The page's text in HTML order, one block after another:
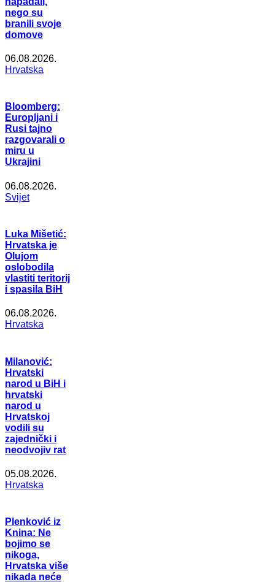
nego su
branili svoje
domove
06.08.2026.
Hrvatska
Bloomberg:
Europljani i
Rusi tajno
razgovarali o
miru u
Ukrajini
06.08.2026.
Svijet
Luka Mišetić:
Hrvatska je
Olujom
oslobodila
vlastiti teritorij
i spasila BiH
06.08.2026.
Hrvatska
Milanović:
Hrvatski
narod u BiH i
hrvatski
narod u
Hrvatskoj
vodili su
zajednički i
neodvojiv rat
05.08.2026.
Hrvatska
Plenković iz
Knina: Ne
bojimo se
nikoga,
Hrvatska više
nikada neće